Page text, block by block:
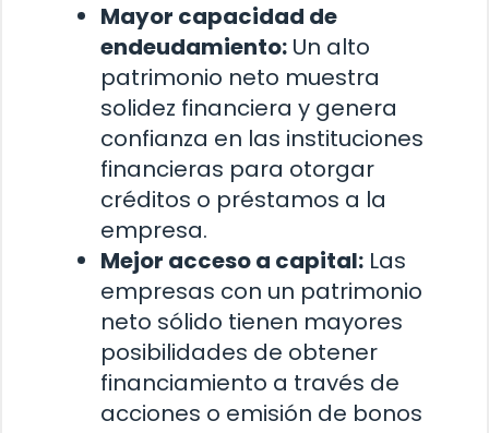
Mayor capacidad de
endeudamiento: Un alto
patrimonio neto muestra
solidez financiera y genera
confianza en las instituciones
financieras para otorgar
créditos o préstamos a la
empresa.
Mejor acceso a capital: Las
empresas con un patrimonio
neto sólido tienen mayores
posibilidades de obtener
financiamiento a través de
acciones o emisión de bonos